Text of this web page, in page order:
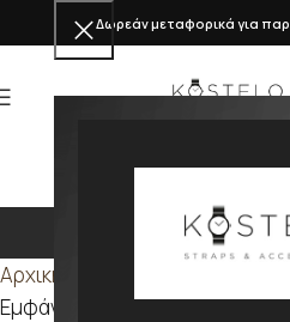
Δωρεάν μεταφορικά για
Αρχική σελίδα
Εμφάνιση του μοναδικού